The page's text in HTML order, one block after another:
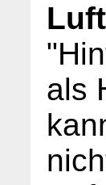
als